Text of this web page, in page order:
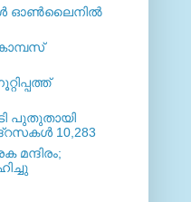
ഓൺലൈനിൽ
പുതുതായി
10,283